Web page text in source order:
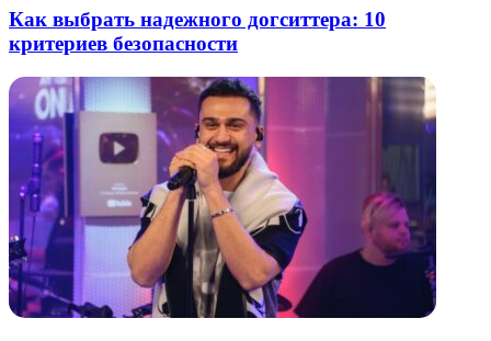
Как выбрать надежного догситтера: 10
критериев безопасности